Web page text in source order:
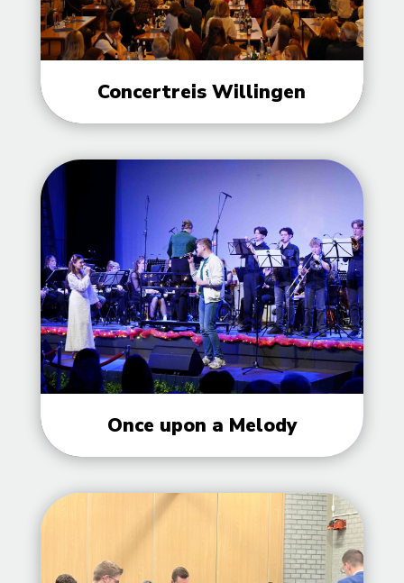
Concertreis Willingen
Once upon a Melody